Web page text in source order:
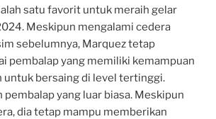
satu favorit untuk meraih gelar
Meskipun mengalami cedera
sebelumnya, Marquez tetap
pembalap yang memiliki kemampuan
untuk bersaing di level tertinggi.
pembalap yang luar biasa. Meskipun
dia tetap mampu memberikan